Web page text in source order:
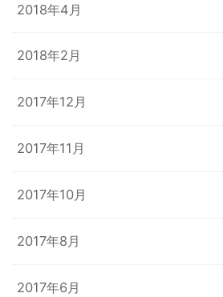
2018年4月
2018年2月
2017年12月
2017年11月
2017年10月
2017年8月
2017年6月